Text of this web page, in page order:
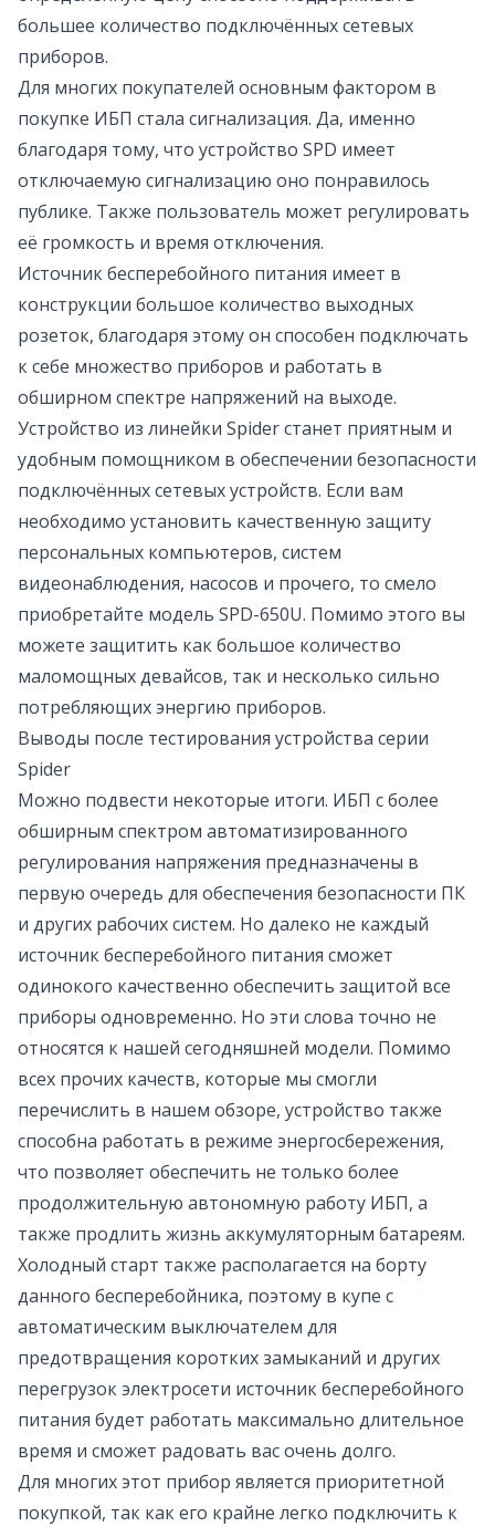
большее количество подключённых сетевых
приборов.
Для многих покупателей основным фактором в
покупке ИБП стала сигнализация. Да, именно
благодаря тому, что устройство SPD имеет
отключаемую сигнализацию оно понравилось
публике. Также пользователь может регулировать
её громкость и время отключения.
Источник бесперебойного питания имеет в
конструкции большое количество выходных
розеток, благодаря этому он способен подключать
к себе множество приборов и работать в
обширном спектре напряжений на выходе.
Устройство из линейки Spider станет приятным и
удобным помощником в обеспечении безопасности
подключённых сетевых устройств. Если вам
необходимо установить качественную защиту
персональных компьютеров, систем
видеонаблюдения, насосов и прочего, то смело
приобретайте модель SPD-650U. Помимо этого вы
можете защитить как большое количество
маломощных девайсов, так и несколько сильно
потребляющих энергию приборов.
Выводы после тестирования устройства серии
Spider
Можно подвести некоторые итоги. ИБП с более
обширным спектром автоматизированного
регулирования напряжения предназначены в
первую очередь для обеспечения безопасности ПК
и других рабочих систем. Но далеко не каждый
источник бесперебойного питания сможет
одинокого качественно обеспечить защитой все
приборы одновременно. Но эти слова точно не
относятся к нашей сегодняшней модели. Помимо
всех прочих качеств, которые мы смогли
перечислить в нашем обзоре, устройство также
способна работать в режиме энергосбережения,
что позволяет обеспечить не только более
продолжительную автономную работу ИБП, а
также продлить жизнь аккумуляторным батареям.
Холодный старт также располагается на борту
данного бесперебойника, поэтому в купе с
автоматическим выключателем для
предотвращения коротких замыканий и других
перегрузок электросети источник бесперебойного
питания будет работать максимально длительное
время и сможет радовать вас очень долго.
Для многих этот прибор является приоритетной
покупкой, так как его крайне легко подключить к